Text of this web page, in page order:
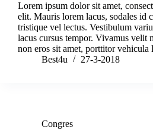
Lorem ipsum dolor sit amet,
elit. Mauris lorem lacus, sodales id
tristique vel lectus. Vestibulum
lacus cursus tempor. Vivamus velit
non eros sit amet, porttitor vehicula
Best4u
27-3-2018
Congres